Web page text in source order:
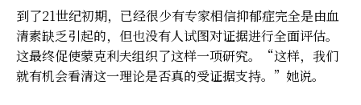
到了21世纪初期，已经很少有专家相信抑郁症完全是由血
清素缺乏引起的，但也没有人试图对证据进行全面评估。
这最终促使蒙克利夫组织了这样一项研究。“这样，我们
就有机会看清这一理论是否真的受证据支持。”她说。